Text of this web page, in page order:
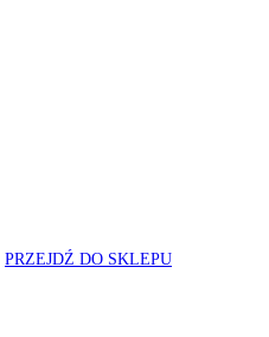
PRZEJDŹ DO SKLEPU